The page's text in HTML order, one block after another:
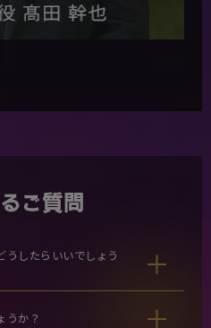
ご質問
うしたらいいでしょう
うか？